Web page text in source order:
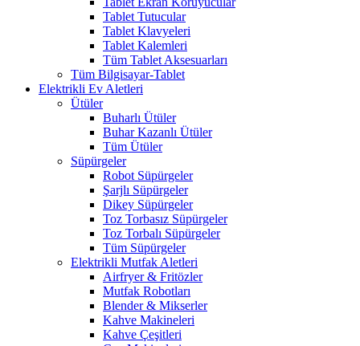
Tablet Tutucular
Tablet Klavyeleri
Tablet Kalemleri
Tüm Tablet Aksesuarları
Tüm Bilgisayar-Tablet
Elektrikli Ev Aletleri
Ütüler
Buharlı Ütüler
Buhar Kazanlı Ütüler
Tüm Ütüler
Süpürgeler
Robot Süpürgeler
Şarjlı Süpürgeler
Dikey Süpürgeler
Toz Torbasız Süpürgeler
Toz Torbalı Süpürgeler
Tüm Süpürgeler
Elektrikli Mutfak Aletleri
Airfryer & Fritözler
Mutfak Robotları
Blender & Mikserler
Kahve Makineleri
Kahve Çeşitleri